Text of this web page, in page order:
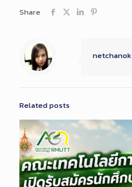
Share
netchanok
Related posts